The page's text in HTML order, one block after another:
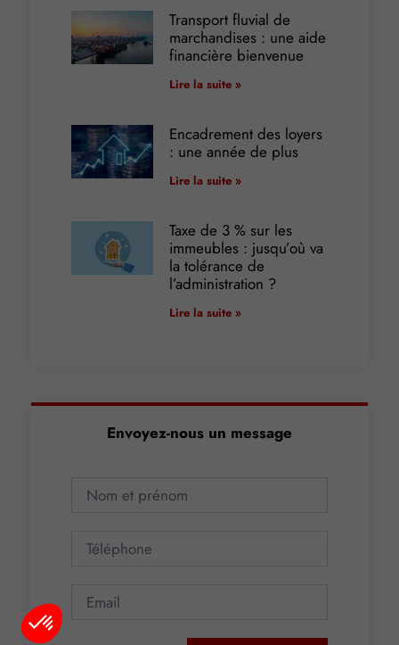
Transport fluvial de
marchandises : une aide
financière bienvenue
Lire la suite »
Encadrement des loyers
: une année de plus
Lire la suite »
Taxe de 3 % sur les
immeubles : jusqu’où va
la tolérance de
l’administration ?
Lire la suite »
Envoyez-nous un message